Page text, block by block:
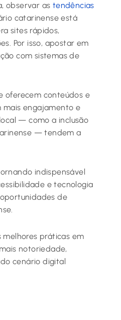
observar as tendências
catarinense está
sites rápidos,
Por isso, apostar em
com sistemas de
oferecem conteúdos e
mais engajamento e
— como a inclusão
— tendem a
indispensável
e tecnologia
de
práticas em
notoriedade,
cenário digital